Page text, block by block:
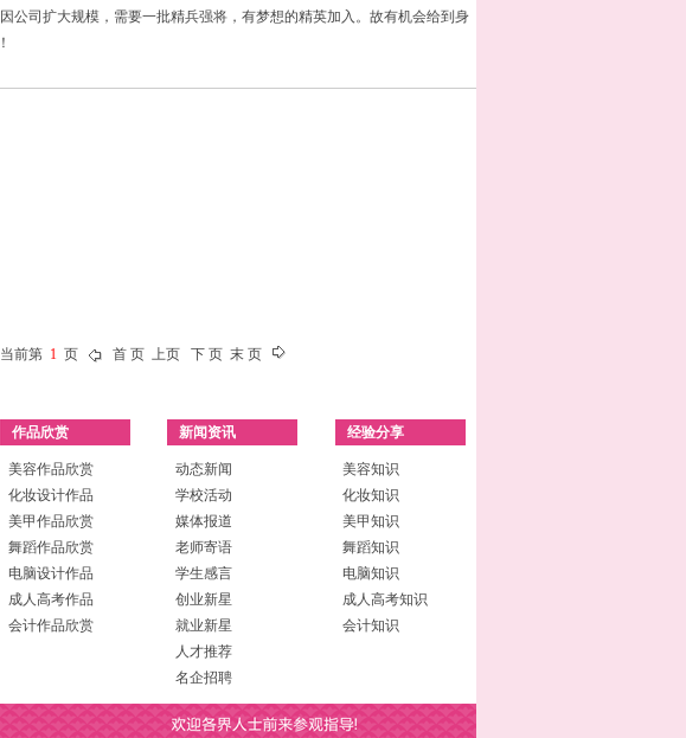
公司扩大规模，需要一批精兵强将，有梦想的精英加入。故有机会给到身
前第 1 页 首 页 上页 下 页 末 页
作品欣赏 新闻资讯 经验分享
美容作品欣赏
化妆设计作品
美甲作品欣赏
舞蹈作品欣赏
电脑设计作品
成人高考作品
会计作品欣赏
动态新闻
学校活动
媒体报道
老师寄语
学生感言
创业新星
就业新星
人才推荐
名企招聘
美容知识
化妆知识
美甲知识
舞蹈知识
电脑知识
成人高考知识
会计知识